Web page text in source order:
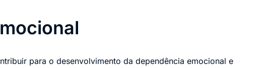
para o desenvolvimento da dependência emocional e